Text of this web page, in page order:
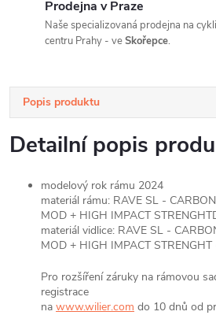
Prodejna v Praze
Naše specializovaná prodejna na
centru Prahy - veSkořepce.
Popis produktu
Detailní popis
modelový rok rámu 2024
materiál rámu: RAVE SL -
MOD + HIGH IMPACT
materiál vidlice: RAVE SL -
MOD + HIGH IMPACT
Pro rozšíření záruky na rámovou
registrace
na www.wilier.com do 10 dnů od